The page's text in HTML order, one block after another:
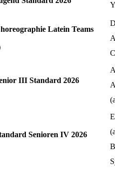
Latein Teams
III Standard 2026
Senioren IV 2026